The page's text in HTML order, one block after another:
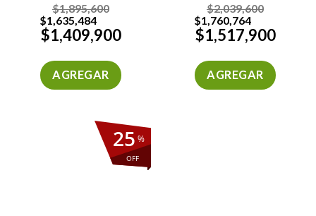
$1,895,600
$1,635,484
$1,409,900
AGREGAR
$2,039,600
$1,760,764
$1,517,900
AGREGAR
%
OFF
25